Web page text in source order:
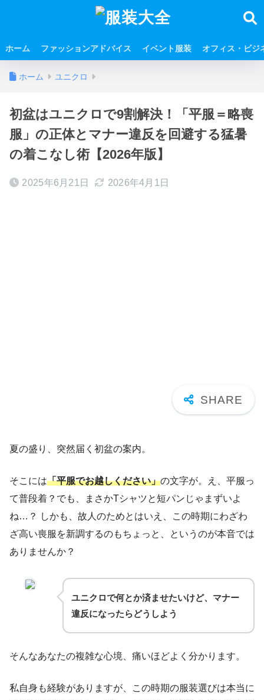
ホーム ファッションアドバイス イベント服装 オフィス・ビジ
ホーム ユニクロ
初盆はユニクロで9割解決！「平服＝略喪
服」の正体とマナー違反を回避する猛暑
の着こなし術【2026年版】
2025年6月21日 2026年4月1日
夏の盛り、突然届く初盆の案内。
そこには「平服でお越しください」の文字が。え、平服っ
て普段着？でも、まさかTシャツと短パンじゃまずいよ
ね…？ しかも、故人のためとはいえ、この時期にわざわ
ざ高い喪服を新調するのもちょっと、というのが本音では
ありませんか？
ユニクロで何とか済ませたいけど、マナー
違反になったらどうしよう
そんなあなたの複雑な心境、痛いほどよく分かります。
私自身も経験がありますが、この時期の服装選びは本当に